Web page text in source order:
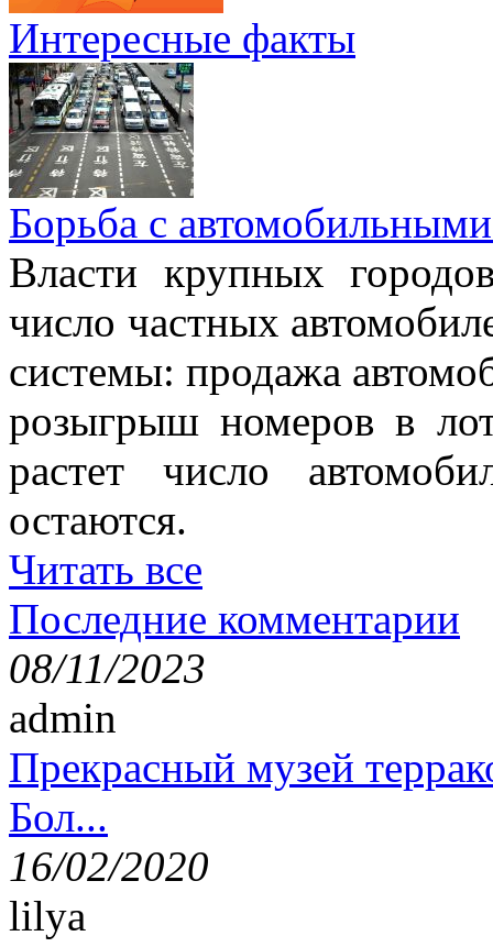
Интересные факты
Борьба с
Власти крупных
число частных
системы: продажа
розыгрыш номеров в
растет число
остаются.
Читать все
Последние комментарии
08/11/2023
admin
Прекрасный музей
Бол...
16/02/2020
lilya